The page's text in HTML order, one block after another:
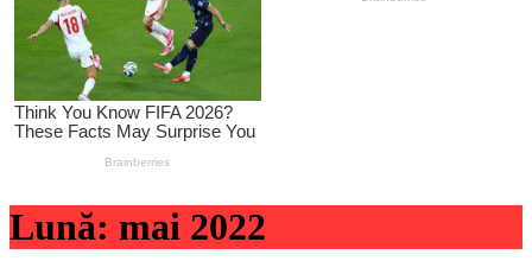
Lună: mai 2022